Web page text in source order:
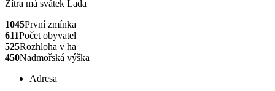
Zítra má svátek Lada
1045První zmínka
611Počet obyvatel
525Rozhloha v ha
450Nadmořská výška
Adresa